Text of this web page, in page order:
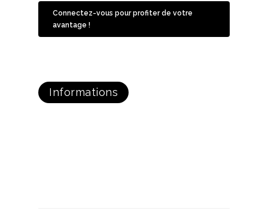
Connectez-vous pour profiter de votre
avantage !
Informations